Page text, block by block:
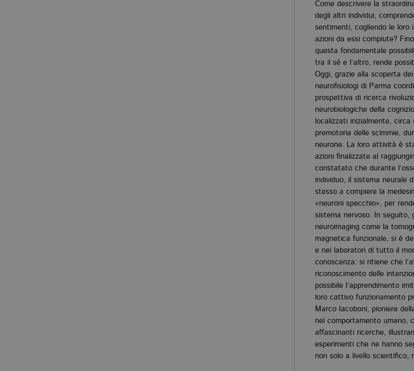
Come descrivere la
degli altri individui,
sentimenti, cogliendo le loro
azioni da essi compiute?
questa fondamentale
tra il sé e l’altro, rende
Oggi, grazie alla scoperta
neurofisiologi di Parma
prospettiva di ricerca
neurobiologiche della
localizzati inizialmente,
premotoria delle scimmie,
neurone. La loro attività è
azioni finalizzate al
constatato che durante
individuo, il sistema neurale
stesso a compiere la
«neuroni specchio», per
sistema nervoso. In seguito,
neuroimaging come la
magnetica funzionale, si è
e nei laboratori di tutto il
conoscenza: si ritiene che
riconoscimento delle
possibile l’apprendimento
loro cattivo funzionamento
Marco Iacoboni, pioniere
nel comportamento umano,
affascinanti ricerche,
esperimenti che ne hanno
non solo a livello scientifico,